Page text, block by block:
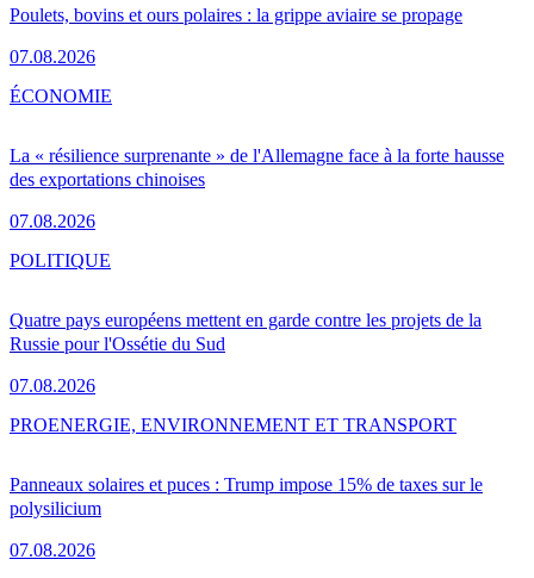
Poulets, bovins et ours polaires : la grippe aviaire se propage
07.08.2026
La « résilience surprenante » de l'Allemagne face à la forte hausse
des exportations chinoises
07.08.2026
ÉCONOMIE
Quatre pays européens mettent en garde contre les projets de la
Russie pour l'Ossétie du Sud
07.08.2026
POLITIQUE
Panneaux solaires et puces : Trump impose 15% de taxes sur le
polysilicium
07.08.2026
PROENERGIE, ENVIRONNEMENT ET TRANSPORT